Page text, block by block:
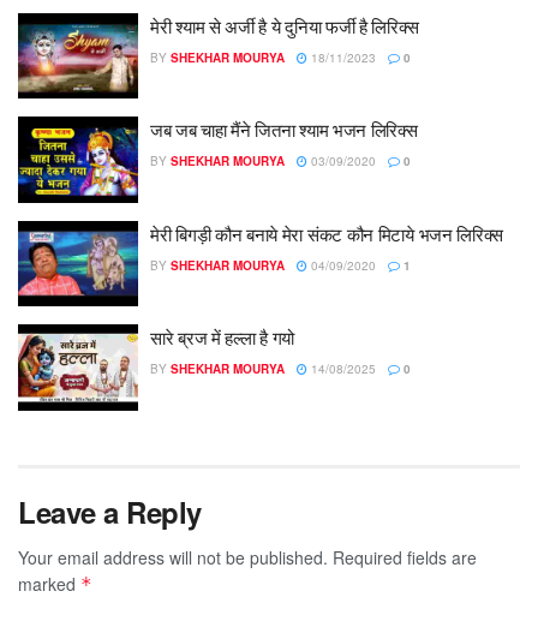
मेरी श्याम से अर्जी है ये दुनिया फर्जी है लिरिक्स
BY SHEKHAR MOURYA 18/11/2023 0
जब जब चाहा मैंने जितना श्याम भजन लिरिक्स
BY SHEKHAR MOURYA 03/09/2020 0
मेरी बिगड़ी कौन बनाये मेरा संकट कौन मिटाये भजन लिरिक्स
BY SHEKHAR MOURYA 04/09/2020 1
सारे ब्रज में हल्ला है गयो
BY SHEKHAR MOURYA 14/08/2025 0
Leave a Reply
Your email address will not be published. Required fields are
marked *